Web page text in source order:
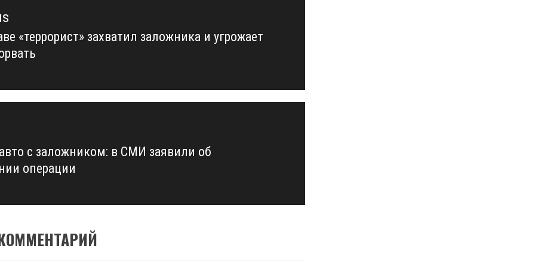
«террорист» захватил заложника и угрожает
с заложником: в СМИ заявили об
операции